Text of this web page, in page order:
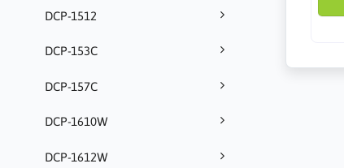
DCP-1512
DCP-153C
DCP-157C
DCP-1610W
DCP-1612W